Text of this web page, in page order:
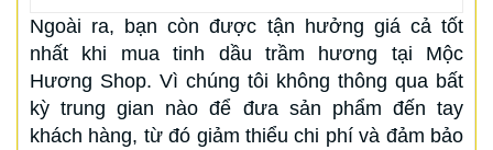
Ngoài ra, bạn còn được tận hưởng giá cả tốt
nhất khi mua tinh dầu trầm hương tại Mộc
Hương Shop. Vì chúng tôi không thông qua bất
kỳ trung gian nào để đưa sản phẩm đến tay
khách hàng, từ đó giảm thiểu chi phí và đảm bảo